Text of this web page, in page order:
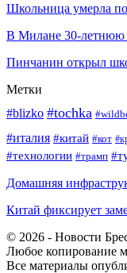
Школьница умерла
В Милане 30-летнюю
Пинчанин открыл
Метки
#blizko #tochka
#италия #китай #кот
#технологии #трамп
Домашняя
Китай фиксирует
© 2026 - Новости
Любое копирование
Все материалы